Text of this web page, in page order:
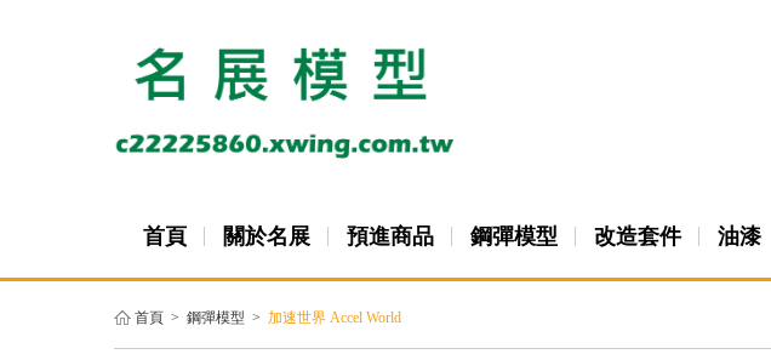
首頁 關於名展 預進商品 鋼彈模型 改造套件 油漆
首頁 > 鋼彈模型 > 加速世界 Accel World